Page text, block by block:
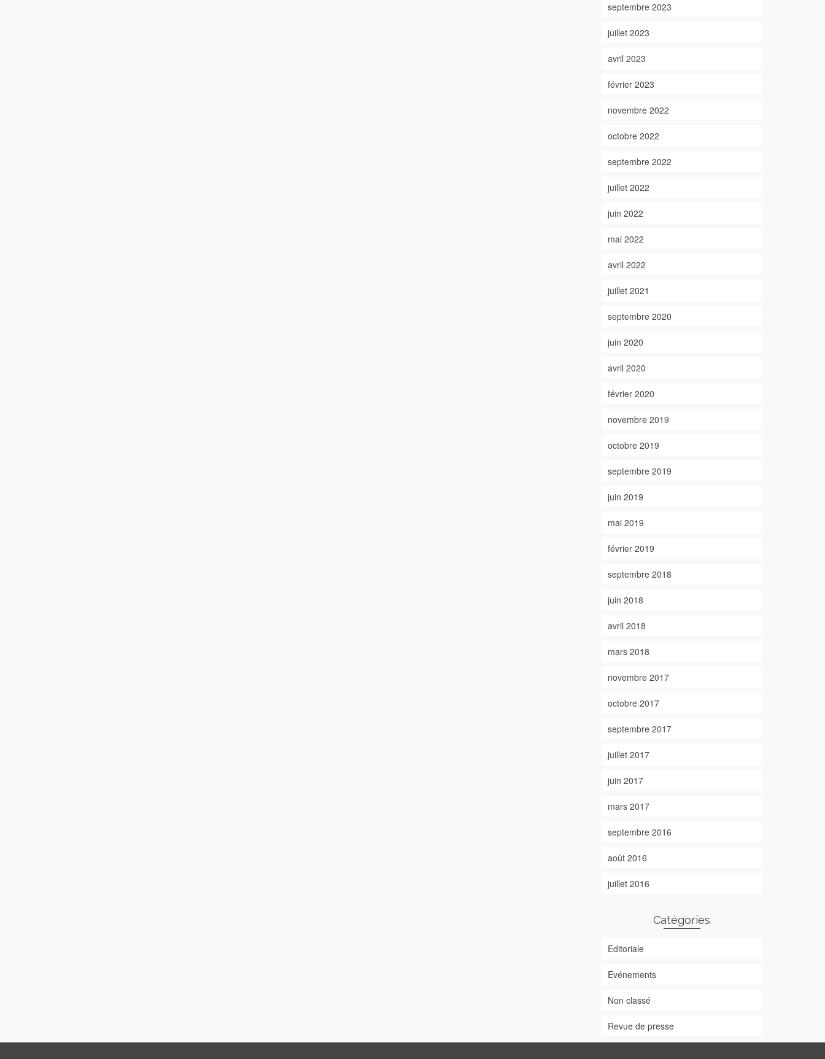
septembre 2023
juillet 2023
avril 2023
février 2023
novembre 2022
octobre 2022
septembre 2022
juillet 2022
juin 2022
mai 2022
avril 2022
juillet 2021
septembre 2020
juin 2020
avril 2020
février 2020
novembre 2019
octobre 2019
septembre 2019
juin 2019
mai 2019
février 2019
septembre 2018
juin 2018
avril 2018
mars 2018
novembre 2017
octobre 2017
septembre 2017
juillet 2017
juin 2017
mars 2017
septembre 2016
août 2016
juillet 2016
Catégories
Editoriale
Evénements
Non classé
Revue de presse